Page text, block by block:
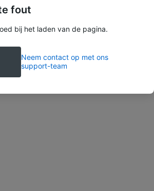
fout
bij het laden van de pagina.
Neem contact op met ons
support-team